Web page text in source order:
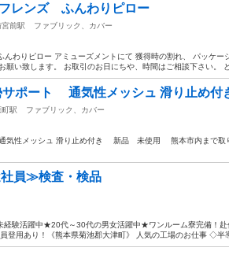
フレンズ ふんわりピロー
前駅
ファブリック、カバー
わりピロー アミューズメントにて 獲得時の割れ、 パッケー
願い致します。 お取引のお日にちや、時間はご相談下さい。
サポート 通気性メッシュ 滑り止め
駅
ファブリック、カバー
気性メッシュ 滑り止め付き 新品 未使用 熊本市内まで取
員≫検査・検品
経験活躍中★20代～30代の男女活躍中★ワンルーム寮完備！赴
登用あり！《熊本県菊池郡大津町》 人気の工場のお仕事 ◇半